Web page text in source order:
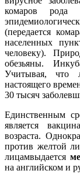
комаров рода
(передается
населенных
человеку).
обезьяны.
Учитывая, что
настоящего
30 тысяч
Единственным
является
возраста.
против желтой
лицамвыдается
на английском и